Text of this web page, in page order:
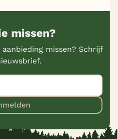
missen?
missen? Schrijf